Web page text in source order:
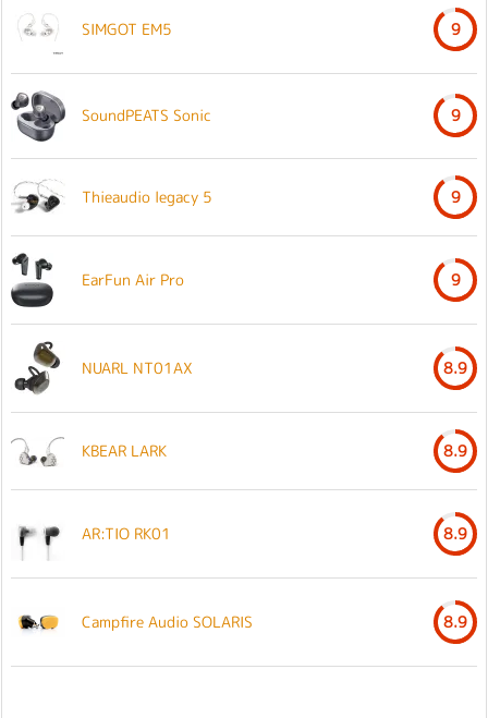
SIMGOT EM5 9
SoundPEATS Sonic 9
Thieaudio legacy 5 9
EarFun Air Pro 9
NUARL NT01AX 8.9
KBEAR LARK 8.9
AR:TIO RK01 8.9
Campfire Audio SOLARIS 8.9